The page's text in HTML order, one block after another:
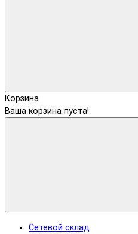
Корзина
Ваша корзина пуста!
Сетевой склад